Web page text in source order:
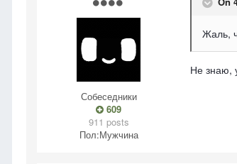
Собеседники
609
911 posts
Пол:Мужчина
Жаль,
Не знаю,